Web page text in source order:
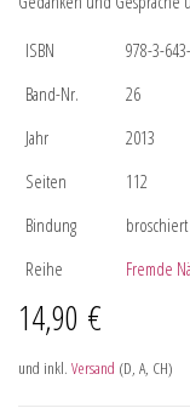
ISBN
978-3-
Band-Nr.
26
Jahr
2013
Seiten
112
Bindung
broschiert
Reihe
Fremde
14,90 €
und inkl. Versand (D, A, CH)